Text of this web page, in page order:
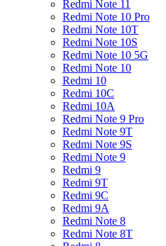
Redmi Note 11
Redmi Note 10 Pro
Redmi Note 10T
Redmi Note 10S
Redmi Note 10 5G
Redmi Note 10
Redmi 10
Redmi 10C
Redmi 10A
Redmi Note 9 Pro
Redmi Note 9T
Redmi Note 9S
Redmi Note 9
Redmi 9
Redmi 9T
Redmi 9C
Redmi 9A
Redmi Note 8
Redmi Note 8T